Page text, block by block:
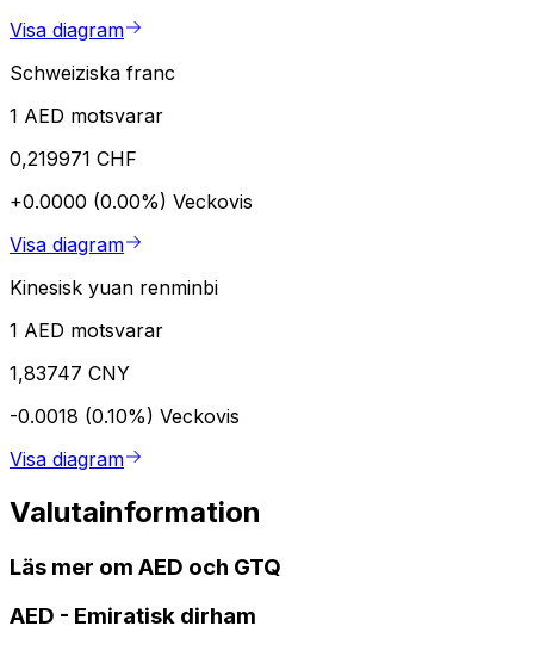
Visa diagram
Schweiziska franc
1 AED motsvarar
0,219971 CHF
+0.0000 (0.00%) Veckovis
Visa diagram
Kinesisk yuan renminbi
1 AED motsvarar
1,83747 CNY
-0.0018 (0.10%) Veckovis
Visa diagram
Valutainformation
Läs mer om AED och GTQ
AED - Emiratisk dirham